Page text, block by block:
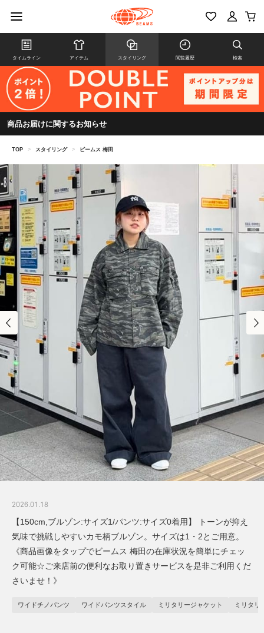
タイムライン アイテム スタイリング 閲覧履歴 検索
商品お届けに関するお知らせ
TOP > スタイリング > ビームス 梅田
2026.01.18
【150cm,ブルゾン:サイズ1/パンツ:サイズ0着用】 トーンが抑え
気味で挑戦しやすいカモ柄ブルゾン。サイズは1・2とご用意。
《商品画像をタップでビームス 梅田の在庫状況を簡単にチェッ
ク可能☆ご来店前の便利なお取り置きサービスを是非ご利用くだ
さいませ！》
ワイドチノパンツ ワイドパンツスタイル ミリタリージャケット ミリタリ